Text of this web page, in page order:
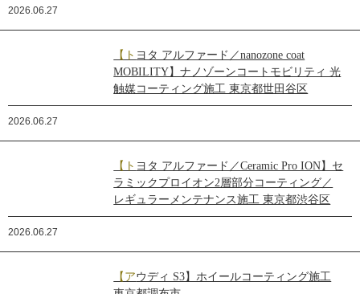
2026.06.27
【トヨタ アルファード／nanozone coat
MOBILITY】ナノゾーンコートモビリティ 光
触媒コーティング施工 東京都世田谷区
2026.06.27
【トヨタ アルファード／Ceramic Pro ION】セ
ラミックプロイオン2層部分コーティング／
レギュラーメンテナンス施工 東京都渋谷区
2026.06.27
【アウディ S3】ホイールコーティング施工